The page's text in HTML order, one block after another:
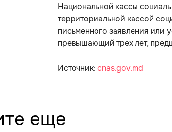
Национальной кассы
территориальной кассой
письменного заявления или
превышающий трех лет,
Источник: cnas.gov.md
еще